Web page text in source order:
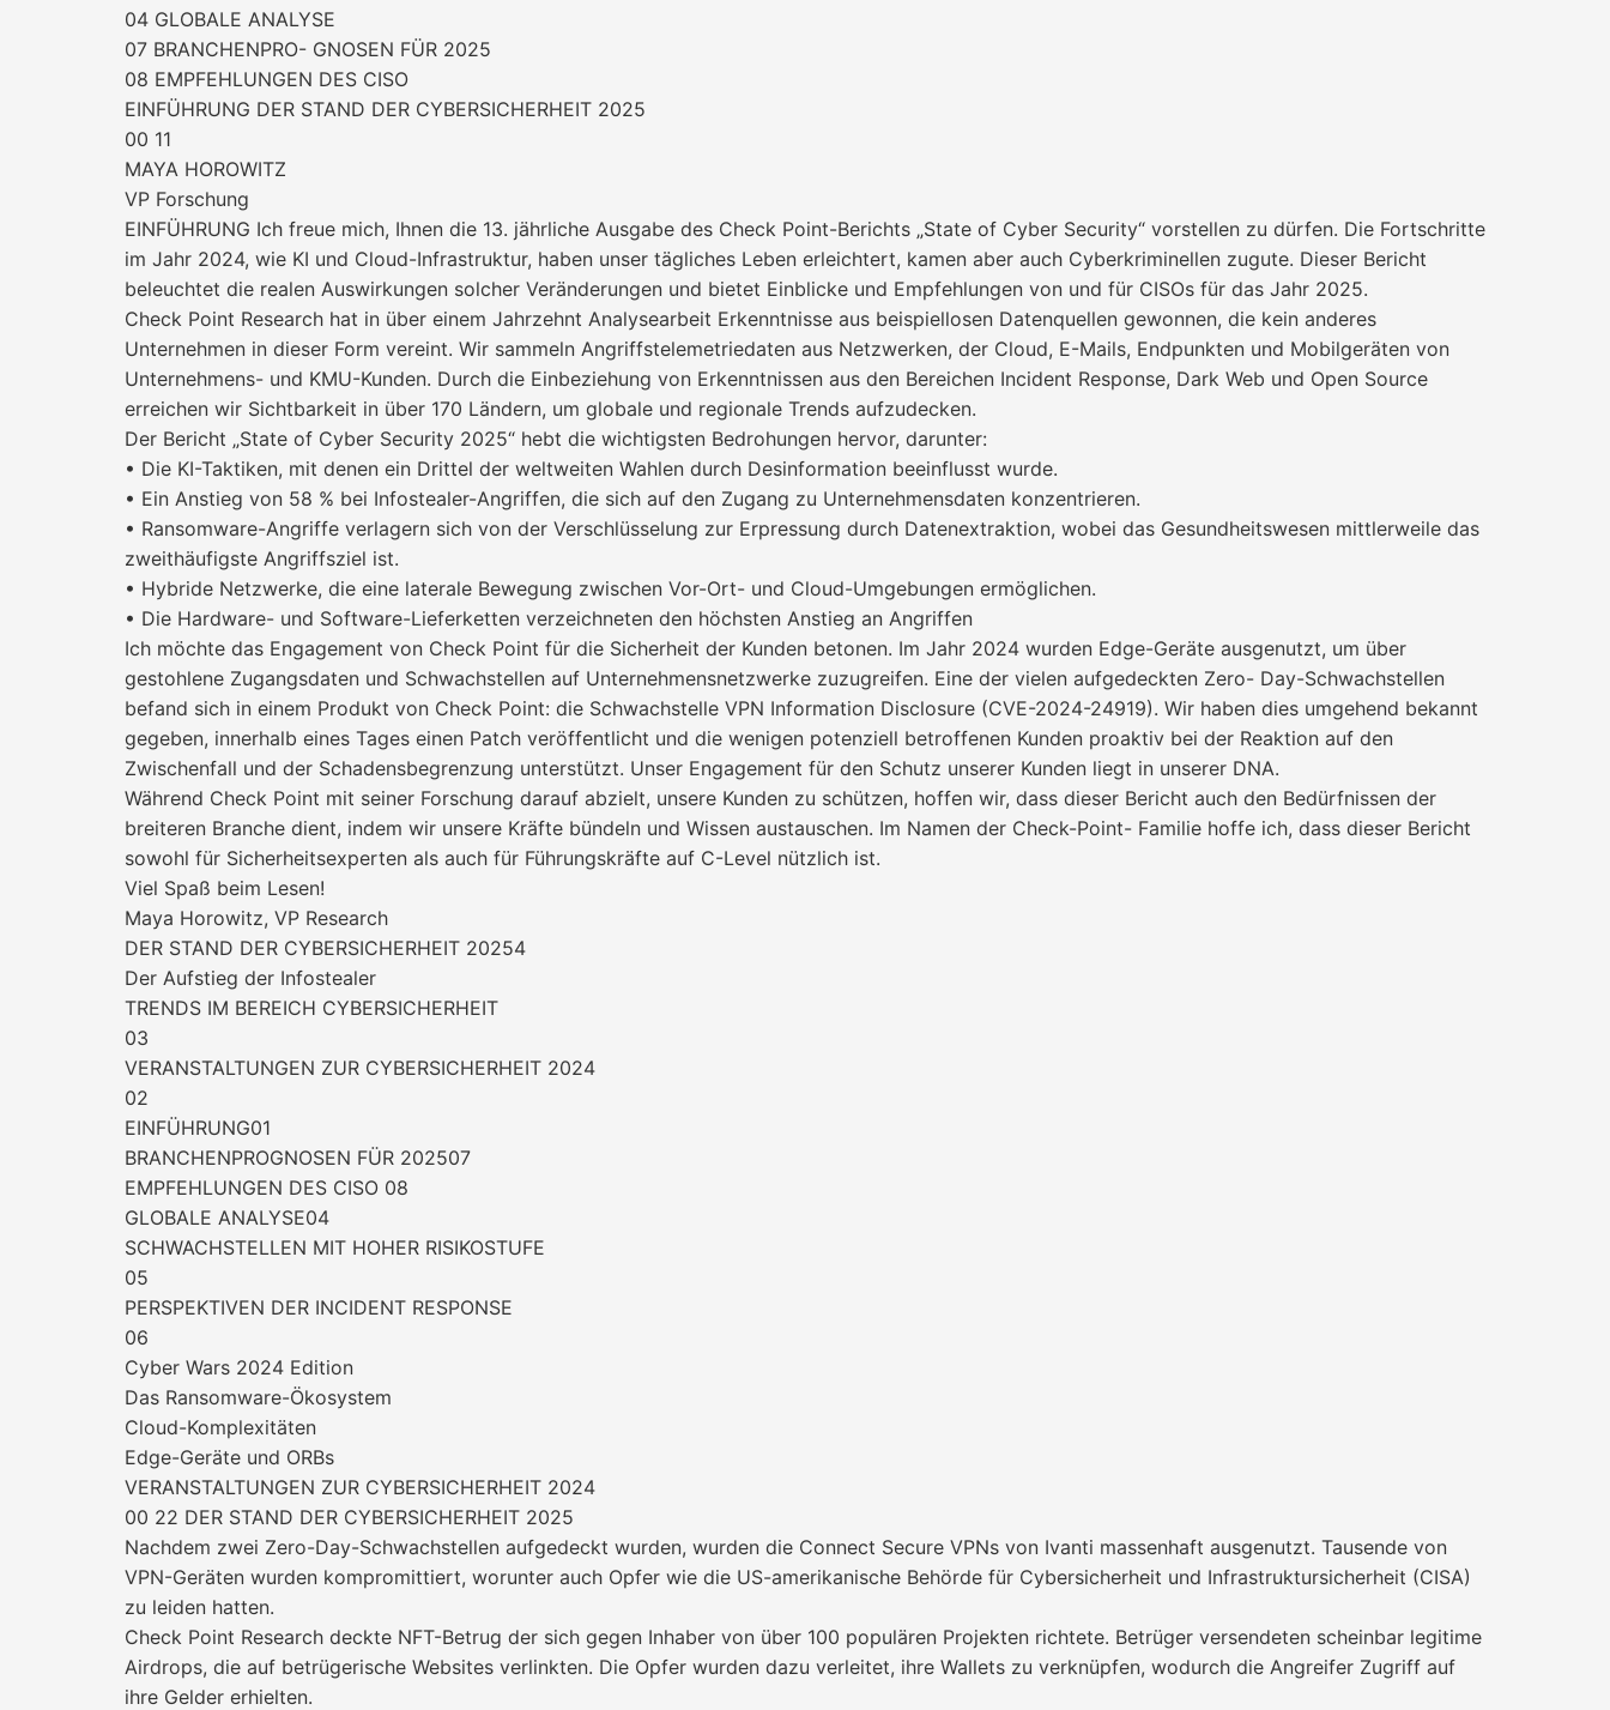
04 GLOBALE ANALYSE
07 BRANCHENPRO- GNOSEN FÜR 2025
08 EMPFEHLUNGEN DES CISO
EINFÜHRUNG DER STAND DER CYBERSICHERHEIT 2025
00 11
MAYA HOROWITZ
VP Forschung
EINFÜHRUNG Ich freue mich, Ihnen die 13. jährliche Ausgabe des Check Point-Berichts „State of Cyber Security“ vorstellen zu dürfen. Die Fortschritte
im Jahr 2024, wie KI und Cloud-Infrastruktur, haben unser tägliches Leben erleichtert, kamen aber auch Cyberkriminellen zugute. Dieser Bericht
beleuchtet die realen Auswirkungen solcher Veränderungen und bietet Einblicke und Empfehlungen von und für CISOs für das Jahr 2025.
Check Point Research hat in über einem Jahrzehnt Analysearbeit Erkenntnisse aus beispiellosen Datenquellen gewonnen, die kein anderes
Unternehmen in dieser Form vereint. Wir sammeln Angriffstelemetriedaten aus Netzwerken, der Cloud, E-Mails, Endpunkten und Mobilgeräten von
Unternehmens- und KMU-Kunden. Durch die Einbeziehung von Erkenntnissen aus den Bereichen Incident Response, Dark Web und Open Source
erreichen wir Sichtbarkeit in über 170 Ländern, um globale und regionale Trends aufzudecken.
Der Bericht „State of Cyber Security 2025“ hebt die wichtigsten Bedrohungen hervor, darunter:
• Die KI-Taktiken, mit denen ein Drittel der weltweiten Wahlen durch Desinformation beeinflusst wurde.
• Ein Anstieg von 58 % bei Infostealer-Angriffen, die sich auf den Zugang zu Unternehmensdaten konzentrieren.
• Ransomware-Angriffe verlagern sich von der Verschlüsselung zur Erpressung durch Datenextraktion, wobei das Gesundheitswesen mittlerweile das
zweithäufigste Angriffsziel ist.
• Hybride Netzwerke, die eine laterale Bewegung zwischen Vor-Ort- und Cloud-Umgebungen ermöglichen.
• Die Hardware- und Software-Lieferketten verzeichneten den höchsten Anstieg an Angriffen
Ich möchte das Engagement von Check Point für die Sicherheit der Kunden betonen. Im Jahr 2024 wurden Edge-Geräte ausgenutzt, um über
gestohlene Zugangsdaten und Schwachstellen auf Unternehmensnetzwerke zuzugreifen. Eine der vielen aufgedeckten Zero- Day-Schwachstellen
befand sich in einem Produkt von Check Point: die Schwachstelle VPN Information Disclosure (CVE-2024-24919). Wir haben dies umgehend bekannt
gegeben, innerhalb eines Tages einen Patch veröffentlicht und die wenigen potenziell betroffenen Kunden proaktiv bei der Reaktion auf den
Zwischenfall und der Schadensbegrenzung unterstützt. Unser Engagement für den Schutz unserer Kunden liegt in unserer DNA.
Während Check Point mit seiner Forschung darauf abzielt, unsere Kunden zu schützen, hoffen wir, dass dieser Bericht auch den Bedürfnissen der
breiteren Branche dient, indem wir unsere Kräfte bündeln und Wissen austauschen. Im Namen der Check-Point- Familie hoffe ich, dass dieser Bericht
sowohl für Sicherheitsexperten als auch für Führungskräfte auf C-Level nützlich ist.
Viel Spaß beim Lesen!
Maya Horowitz, VP Research
DER STAND DER CYBERSICHERHEIT 20254
Der Aufstieg der Infostealer
TRENDS IM BEREICH CYBERSICHERHEIT
03
VERANSTALTUNGEN ZUR CYBERSICHERHEIT 2024
02
EINFÜHRUNG01
BRANCHENPROGNOSEN FÜR 202507
EMPFEHLUNGEN DES CISO 08
GLOBALE ANALYSE04
SCHWACHSTELLEN MIT HOHER RISIKOSTUFE
05
PERSPEKTIVEN DER INCIDENT RESPONSE
06
Cyber Wars 2024 Edition
Das Ransomware-Ökosystem
Cloud-Komplexitäten
Edge-Geräte und ORBs
VERANSTALTUNGEN ZUR CYBERSICHERHEIT 2024
00 22 DER STAND DER CYBERSICHERHEIT 2025
Nachdem zwei Zero-Day-Schwachstellen aufgedeckt wurden, wurden die Connect Secure VPNs von Ivanti massenhaft ausgenutzt. Tausende von
VPN-Geräten wurden kompromittiert, worunter auch Opfer wie die US-amerikanische Behörde für Cybersicherheit und Infrastruktursicherheit (CISA)
zu leiden hatten.
Check Point Research deckte NFT-Betrug der sich gegen Inhaber von über 100 populären Projekten richtete. Betrüger versendeten scheinbar legitime
Airdrops, die auf betrügerische Websites verlinkten. Die Opfer wurden dazu verleitet, ihre Wallets zu verknüpfen, wodurch die Angreifer Zugriff auf
ihre Gelder erhielten.